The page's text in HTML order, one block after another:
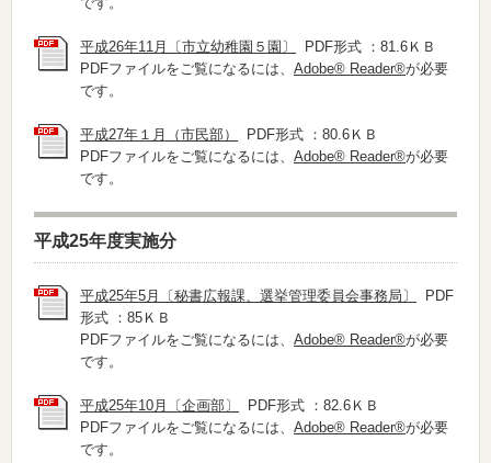
平成26年11月〔市立幼稚園５園〕
PDF形式 ：81.6ＫＢ
PDFファイルをご覧になるには、 Adobe® Reader®が必要
です。
平成27年１月（市民部）
PDF形式 ：80.6ＫＢ
PDFファイルをご覧になるには、 Adobe® Reader®が必要
です。
平成25年度実施分
平成25年5月〔秘書広報課、選挙管理委員会事務局〕
PDF
形式 ：85ＫＢ
PDFファイルをご覧になるには、 Adobe® Reader®が必要
です。
平成25年10月〔企画部〕
PDF形式 ：82.6ＫＢ
PDFファイルをご覧になるには、 Adobe® Reader®が必要
です。